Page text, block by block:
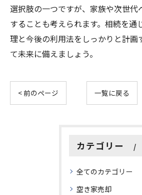
選択肢の一つですが、家族や次世代
することも考えられます。相続を通
理と今後の利用法をしっかりと計画
て未来に備えましょう。
< 前のページ 一覧に戻る
カテゴリー
全てのカテゴリー
空き家売却